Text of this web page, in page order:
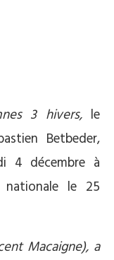
3 hivers, le
Betbeder,
4 décembre à
nationale le 25
Macaigne), a